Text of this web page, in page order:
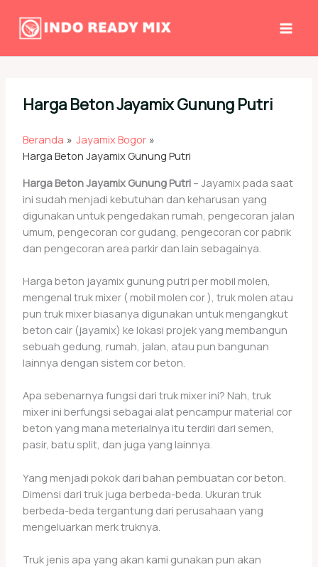
konten
Harga Beton Jayamix Gunung Putri
Beranda
Jayamix Bogor
Harga Beton Jayamix Gunung Putri
Harga Beton Jayamix Gunung Putri– Jayamix pada saat
ini sudah menjadi kebutuhan dan keharusan yang
digunakan untuk pengedakan rumah, pengecoran jalan
umum, pengecoran cor gudang, pengecoran cor pabrik
dan pengecoran area parkir dan lain sebagainya.
Harga beton jayamix gunung putri per mobil molen,
mengenal truk mixer ( mobil molen cor ), truk molen atau
pun truk mixer biasanya digunakan untuk mengangkut
beton cair (jayamix) ke lokasi projek yang membangun
sebuah gedung, rumah, jalan, atau pun bangunan
lainnya dengan sistem cor beton.
Apa sebenarnya fungsi dari truk mixer ini? Nah, truk
mixer ini berfungsi sebagai alat pencampur material cor
beton yang mana meterialnya itu terdiri dari semen,
pasir, batu split, dan juga yang lainnya.
Yang menjadi pokok dari bahan pembuatan cor beton.
Dimensi dari truk juga berbeda-beda. Ukuran truk
berbeda-beda tergantung dari perusahaan yang
mengeluarkan merk truknya.
Truk jenis apa yang akan kami gunakan pun akan